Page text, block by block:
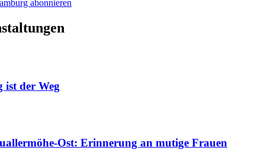
abonnieren
der Weg
Ost: Erinnerung an mutige Frauen